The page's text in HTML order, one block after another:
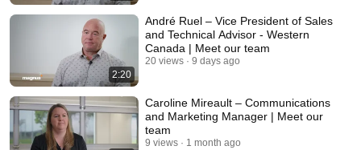
2:20
André Ruel – Vice President of Sales
and Technical Advisor - Western
Canada | Meet our team
20 views 9 days ago
Caroline Mireault – Communications
and Marketing Manager | Meet our
team
9 views 1 month ago